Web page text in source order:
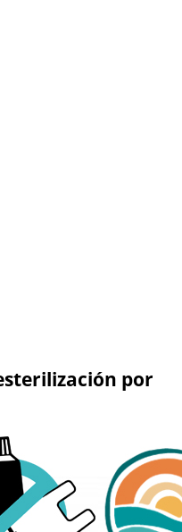
por